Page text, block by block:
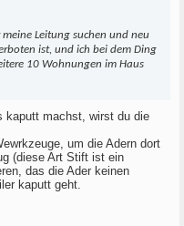
Leitung suchen und neu
ist, und ich bei dem Ding
10 Wohnungen im Haus
kaputt machst, wirst du die
um die Adern dort
(diese Art Stift ist ein
das die Ader keinen
kaputt geht.